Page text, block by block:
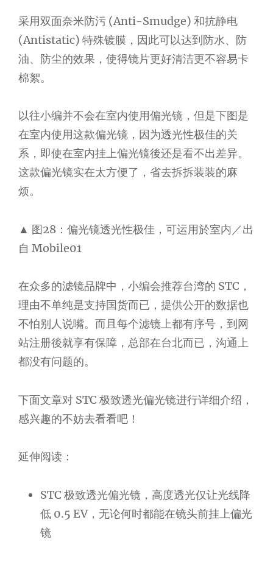
采用双面奈米防污 (Anti-Smudge) 和抗静电
(Antistatic) 特殊镀膜，因此可以达到防水、防
油、防尘的效果，使得镜片更好清洁更不容易卡
棉絮。
以往小编并不会在室内使用偏光镜，但是下图是
在室内使用这款偏光镜，因为透光性极佳的关
系，即使在室内挂上偏光镜後还是看不出差异。
这款偏光镜实在太方便了，省去拆拆装装的麻
烦。
▲ 图28：偏光镜透光性极佳，可运用於室内／出
自 Mobile01
在众多的滤镜品牌中，小编会推荐台湾的 STC，
理由不单纯是支持国货而已，提供公开的数据也
不怕别人说嘴。而且每个滤镜上都有序号，到网
站注册後就享有保障，总部在台北而已，沟通上
都没有问题的。
下面文章对 STC 极致透光偏光镜进行详细介绍，
感兴趣的不妨去看看吧！
延伸阅读：
STC 极致透光偏光镜，高度透光仅让光线降
低 0.5 EV，无论何时都能在镜头前挂上偏光
镜